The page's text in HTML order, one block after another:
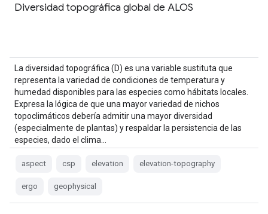
Diversidad topográfica global de ALOS
La diversidad topográfica (D) es una variable sustituta que
representa la variedad de condiciones de temperatura y
humedad disponibles para las especies como hábitats locales.
Expresa la lógica de que una mayor variedad de nichos
topoclimáticos debería admitir una mayor diversidad
(especialmente de plantas) y respaldar la persistencia de las
especies, dado el clima…
aspect csp elevation elevation-topography
ergo geophysical